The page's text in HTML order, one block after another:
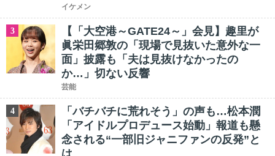
イケメン
3
【「大空港～GATE24～」会見】趣里が
眞栄田郷敦の「現場で見抜いた意外な一
面」披露も「夫は見抜けなかったの
か…」切ない反響
芸能
4
「バチバチに荒れそう」の声も…松本潤
「アイドルプロデュース始動」報道も懸
念される“一部旧ジャニファンの反発”と
は